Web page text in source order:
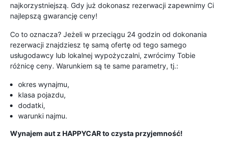
najkorzystniejszą. Gdy już dokonasz rezerwacji zapewnimy Ci
najlepszą gwarancję ceny!
Co to oznacza? Jeżeli w przeciągu 24 godzin od dokonania
rezerwacji znajdziesz tę samą ofertę od tego samego
usługodawcy lub lokalnej wypożyczalni, zwrócimy Tobie
różnicę ceny. Warunkiem są te same parametry, tj.:
okres wynajmu,
klasa pojazdu,
dodatki,
warunki najmu.
Wynajem aut z HAPPYCAR to czysta przyjemność!